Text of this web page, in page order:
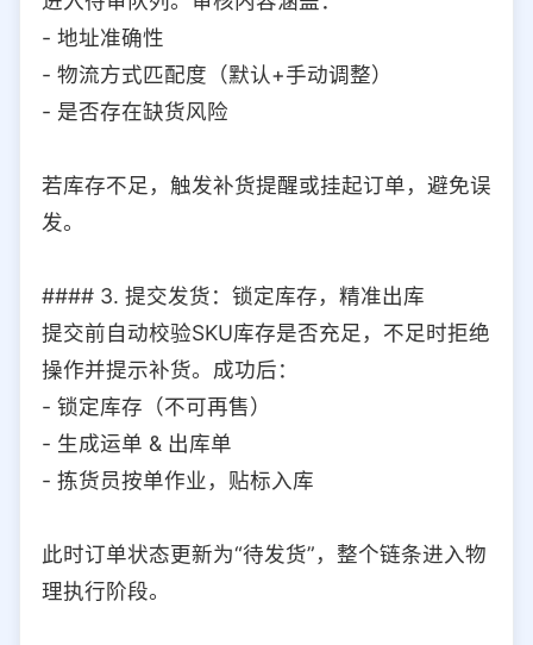
- 地址准确性
- 物流方式匹配度（默认+手动调整）
- 是否存在缺货风险
若库存不足，触发补货提醒或挂起订单，避免误
发。
#### 3. 提交发货：锁定库存，精准出库
提交前自动校验SKU库存是否充足，不足时拒绝
操作并提示补货。成功后：
- 锁定库存（不可再售）
- 生成运单 & 出库单
- 拣货员按单作业，贴标入库
此时订单状态更新为“待发货”，整个链条进入物
理执行阶段。